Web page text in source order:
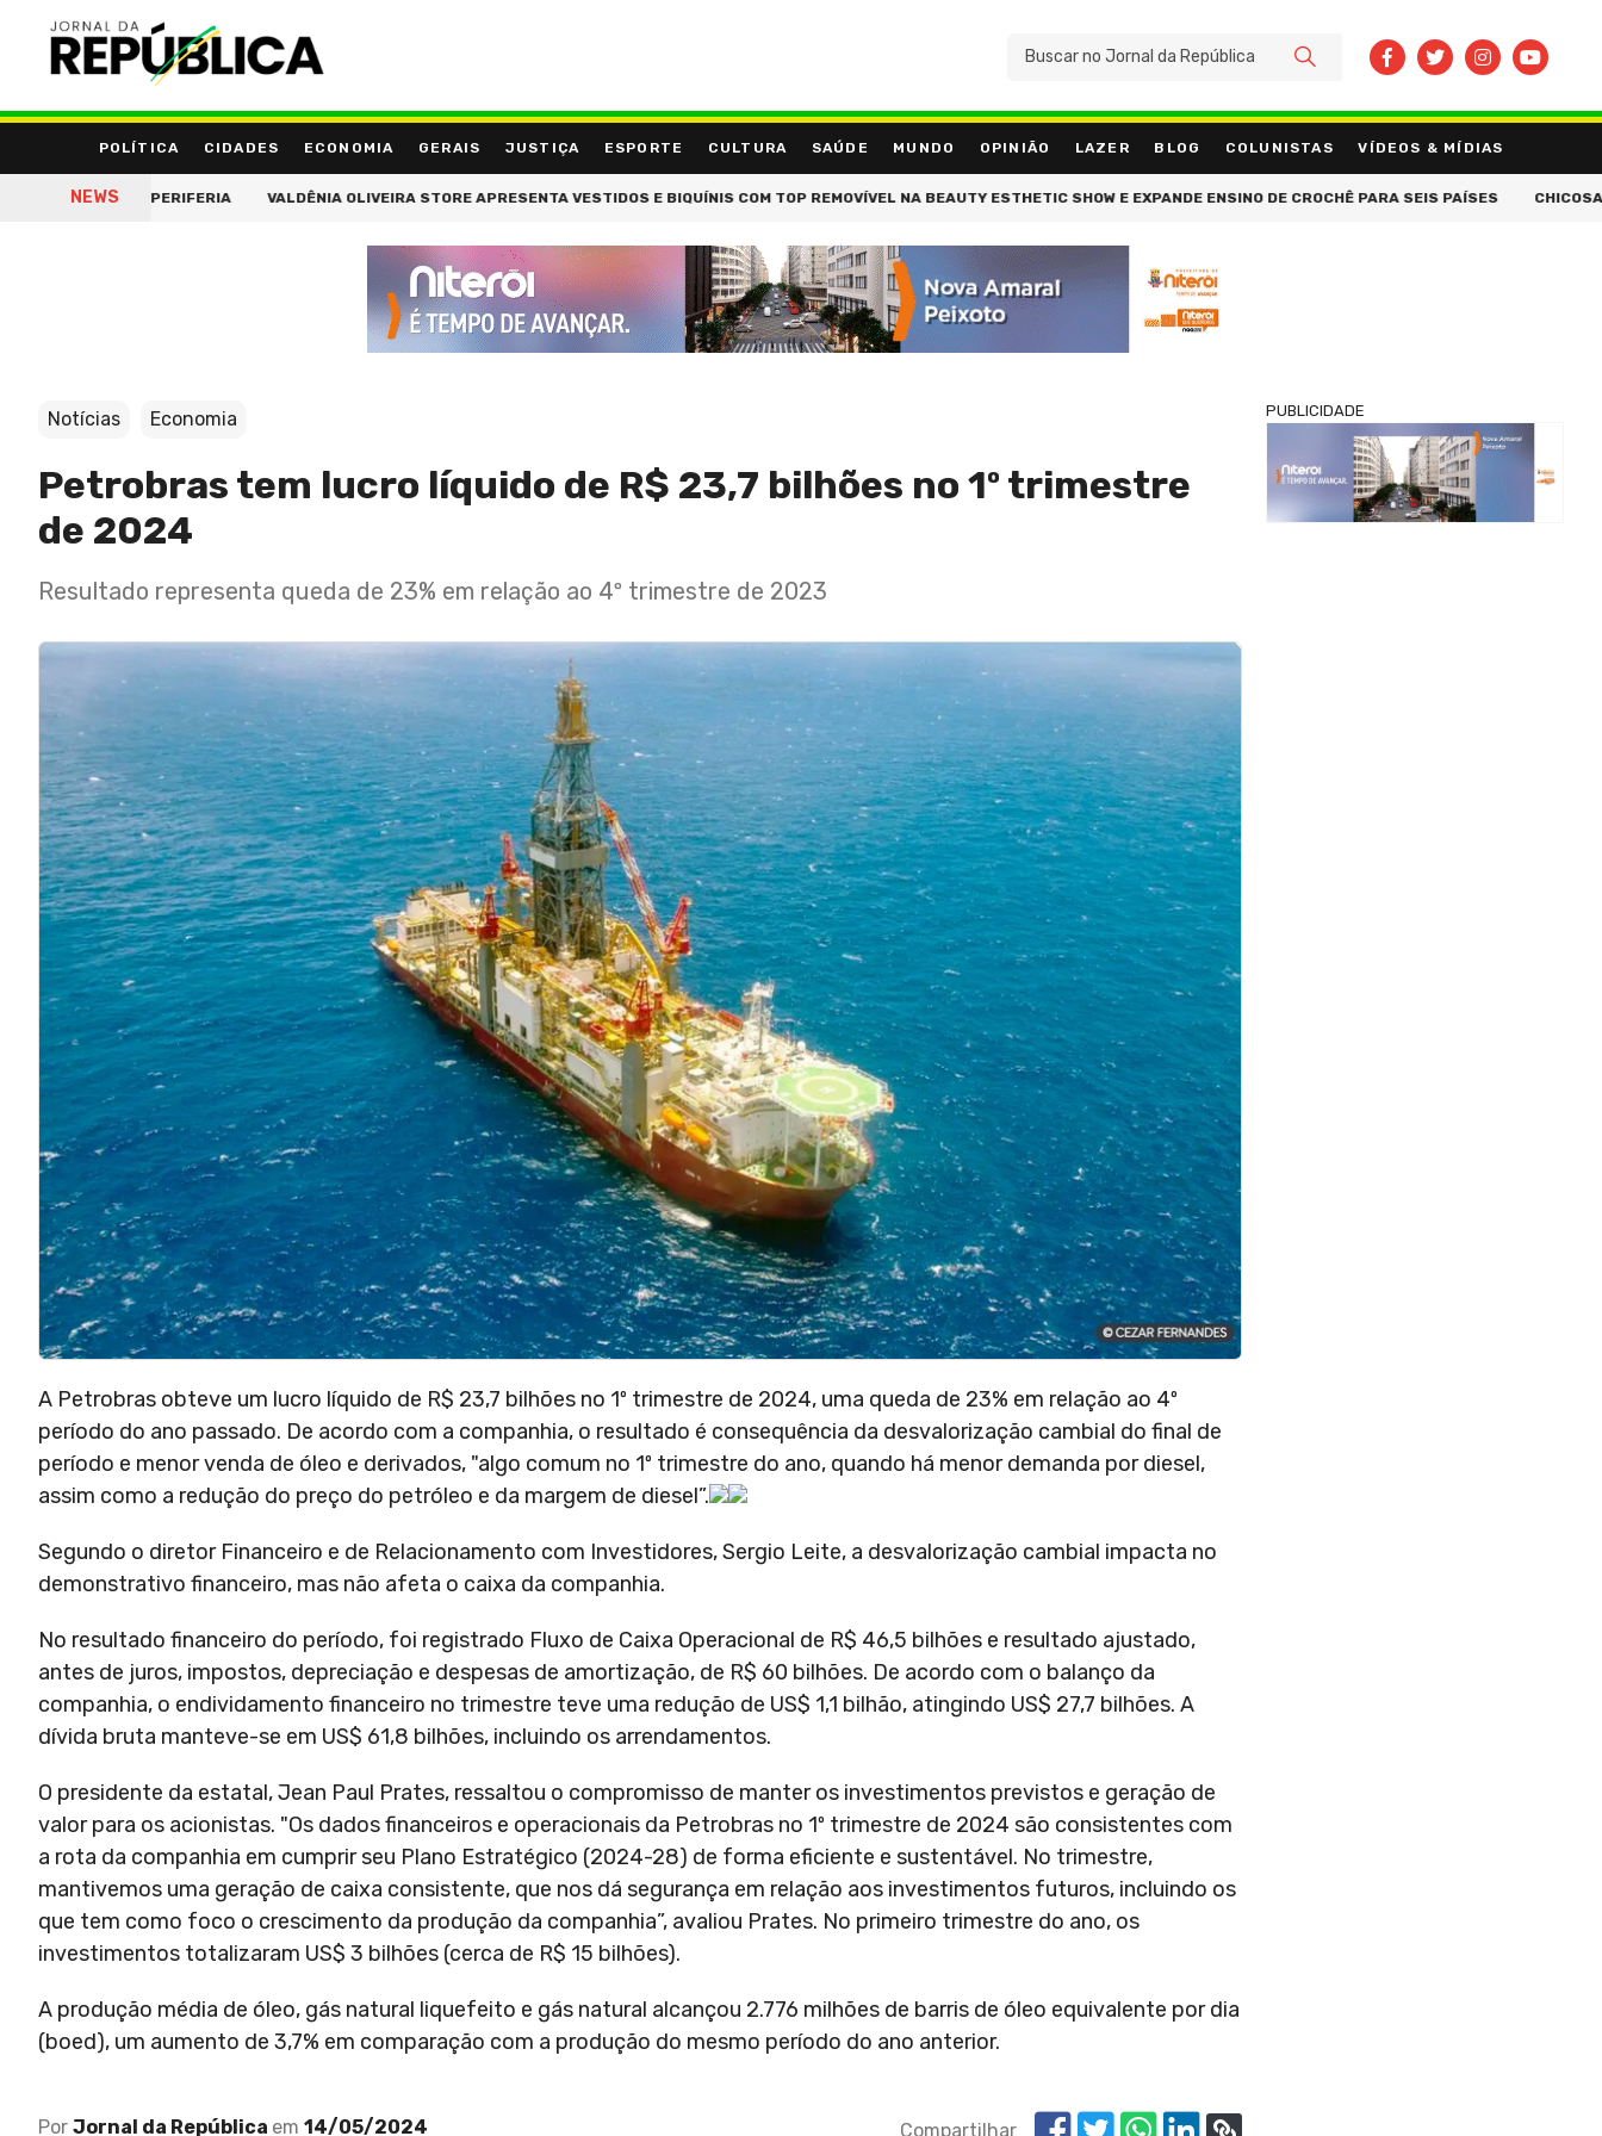
POLÍTICA CIDADES ECONOMIA GERAIS JUSTIÇA ESPORTE CULTURA SAÚDE MUNDO OPINIÃO LAZER BLOG COLUNISTAS VÍDEOS & MÍDIAS
NEWS
DA PERIFERIA VALDÊNIA OLIVEIRA STORE APRESENTA VESTIDOS E BIQUÍNIS COM TOP REMOVÍVEL NA BEAUTY ESTHETIC SHOW E EXPANDE ENSINO DE CROCHÊ PARA SEIS PAÍSES CHICOSA TRAZ
BUSCAR
Notícias Economia
Petrobras tem lucro líquido de R$ 23,7 bilhões no 1º trimestre
de 2024
Resultado representa queda de 23% em relação ao 4º trimestre de 2023
A Petrobras obteve um lucro líquido de R$ 23,7 bilhões no 1º trimestre de 2024, uma queda de 23% em relação ao 4º
período do ano passado. De acordo com a companhia, o resultado é consequência da desvalorização cambial do final de
período e menor venda de óleo e derivados, "algo comum no 1º trimestre do ano, quando há menor demanda por diesel,
assim como a redução do preço do petróleo e da margem de diesel”.
Segundo o diretor Financeiro e de Relacionamento com Investidores, Sergio Leite, a desvalorização cambial impacta no
demonstrativo financeiro, mas não afeta o caixa da companhia.
No resultado financeiro do período, foi registrado Fluxo de Caixa Operacional de R$ 46,5 bilhões e resultado ajustado,
antes de juros, impostos, depreciação e despesas de amortização, de R$ 60 bilhões. De acordo com o balanço da
companhia, o endividamento financeiro no trimestre teve uma redução de US$ 1,1 bilhão, atingindo US$ 27,7 bilhões. A
dívida bruta manteve-se em US$ 61,8 bilhões, incluindo os arrendamentos.
O presidente da estatal, Jean Paul Prates, ressaltou o compromisso de manter os investimentos previstos e geração de
valor para os acionistas. "Os dados financeiros e operacionais da Petrobras no 1º trimestre de 2024 são consistentes com
a rota da companhia em cumprir seu Plano Estratégico (2024-28) de forma eficiente e sustentável. No trimestre,
mantivemos uma geração de caixa consistente, que nos dá segurança em relação aos investimentos futuros, incluindo os
que tem como foco o crescimento da produção da companhia”, avaliou Prates. No primeiro trimestre do ano, os
investimentos totalizaram US$ 3 bilhões (cerca de R$ 15 bilhões).
A produção média de óleo, gás natural liquefeito e gás natural alcançou 2.776 milhões de barris de óleo equivalente por dia
(boed), um aumento de 3,7% em comparação com a produção do mesmo período do ano anterior.
Por Jornal da República em 14/05/2024 Compartilhar
PUBLICIDADE